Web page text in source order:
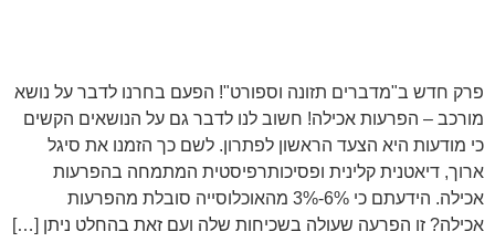
פרק חדש ב"מדברים תזונה וספורט"! הפעם בחרנו לדבר על נושא
מורכב – הפרעות אכילה! חשוב לנו לדבר גם על הנושאים הקשים
כי מודעות היא הצעד הראשון לפתרון. לשם כך הזמנו את סיגל
ארוך, דיאטנית קלינית ופסיכותרפיסטית המתמחה בהפרעות
אכילה. הידעתם כי 6%-3% מהאוכלוסייה סובלת מהפרעות
אכילה? זו הפרעה שעולה בשכיחות שלה ועם זאת בהחלט ניתן […]